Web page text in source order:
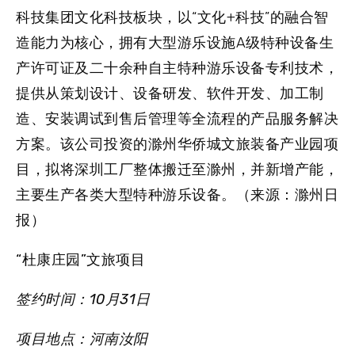
科技集团文化科技板块，以“文化+科技”的融合智
造能力为核心，拥有大型游乐设施A级特种设备生
产许可证及二十余种自主特种游乐设备专利技术，
提供从策划设计、设备研发、软件开发、加工制
造、安装调试到售后管理等全流程的产品服务解决
方案。该公司投资的滁州华侨城文旅装备产业园项
目，拟将深圳工厂整体搬迁至滁州，并新增产能，
主要生产各类大型特种游乐设备。（来源：滁州日
报）
“杜康庄园”文旅项目
签约时间：10月31日
项目地点：河南汝阳